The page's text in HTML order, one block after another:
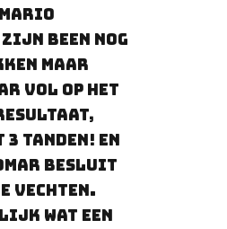
been nog
maar
vol op het
3 tanden! en
besluit
vechten.
wat een